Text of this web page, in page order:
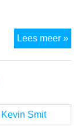
Lees meer »
Kevin Smit